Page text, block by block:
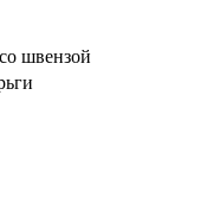
швензой